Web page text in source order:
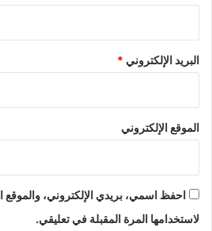
البريد الإلكتروني *
الموقع الإلكتروني
احفظ اسمي، بريدي الإلكتروني، والموقع
لاستخدامها المرة المقبلة في تعليقي.